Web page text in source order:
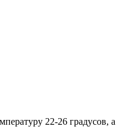
22-26 градусов, а